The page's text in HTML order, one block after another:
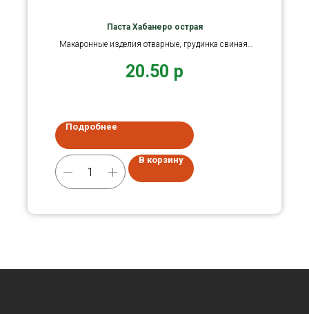
Паста Хабанеро острая
Макаронные изделия отварные, грудинка свиная,
20.50 р
Подробнее
В корзину